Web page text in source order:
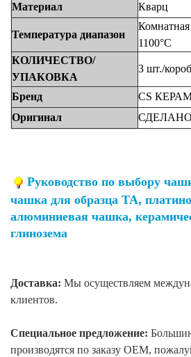
Материал
Кварц
Температура диапазон
Комнатная
1100°C
КОЛИЧЕСТВО/
УПАКОВКА
3 шт./
Бренд CS
Оригинал
СДЕЛАНО
Руководство по выбору
чашка для образца ТА,
алюминиевая чашка,
глинозема
Доставка: Мы осуществляем
клиентов.
Специальное предложение:
производятся по заказу OEM,